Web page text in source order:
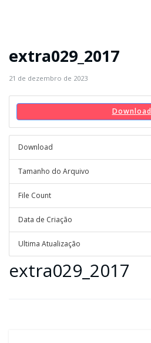
extra029_2017
21 de dezembro de 2023
Download
Download
Tamanho do Arquivo
File Count
Data de Criação
Ultima Atualização
extra029_2017